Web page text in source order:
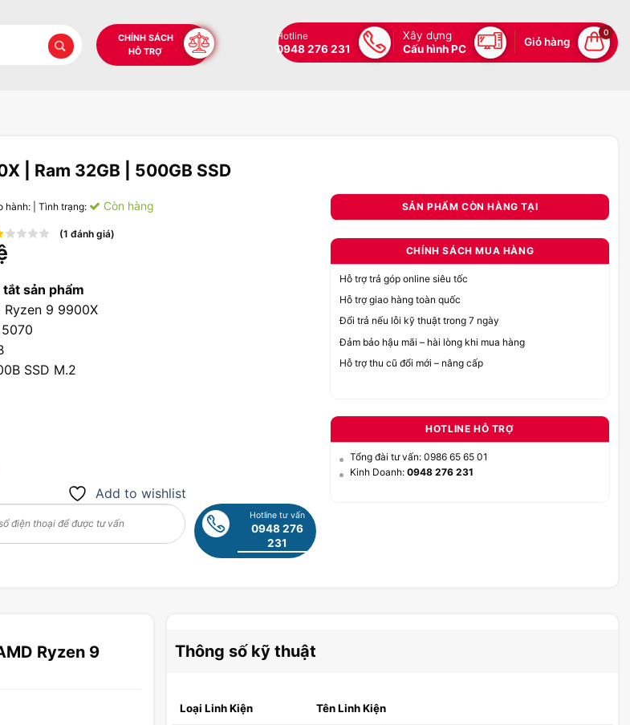
CHÍNH SÁCH
HỖ TRỢ
Hotline
0948 276 231
Xây dựng
Cấu hình PC
Giỏ hàng
0
| Ram 32GB | 500GB SSD
hành: | Tình trạng: Còn hàng
(1 đánh giá)
sản phẩm
Ryzen 9 9900X
SSD M.2
Add to wishlist
Hotline tư vấn
0948 276
231
SẢN PHẨM CÒN HÀNG TẠI
CHÍNH SÁCH MUA HÀNG
Hỗ trợ trả góp online siêu tốc
Hỗ trợ giao hàng toàn quốc
Đổi trả nếu lỗi kỹ thuật trong 7 ngày
Đảm bảo hậu mãi – hài lòng khi mua hàng
Hỗ trợ thu cũ đổi mới – nâng cấp
HOTLINE HỖ TRỢ
Tổng đài tư vấn: 0986 65 65 01
Kinh Doanh: 0948 276 231
Ryzen 9
Thông số kỹ thuật
Loại Linh Kiện Tên Linh Kiện